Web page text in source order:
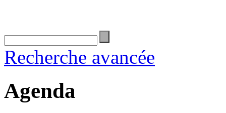
Recherche avancée
Agenda